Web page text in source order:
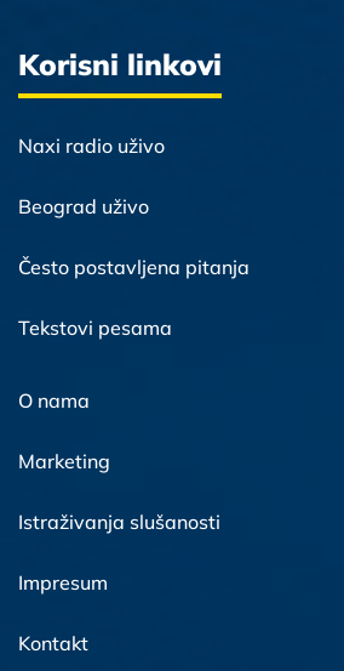
Korisni linkovi
Naxi radio uživo
Beograd uživo
Često postavljena pitanja
Tekstovi pesama
O nama
Marketing
Istraživanja slušanosti
Impresum
Kontakt